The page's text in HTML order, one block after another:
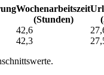
Wochen­arbeitszeit
(Stunden)
42,6
42,3